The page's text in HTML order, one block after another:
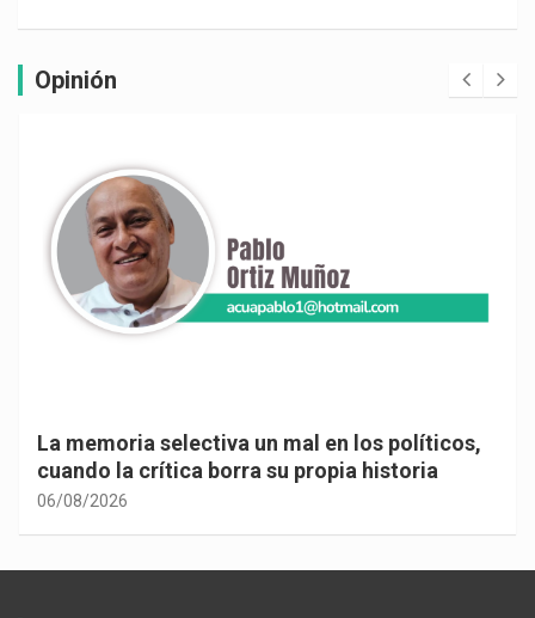
Opinión
La memoria selectiva un mal en los políticos,
cuando la crítica borra su propia historia
06/08/2026